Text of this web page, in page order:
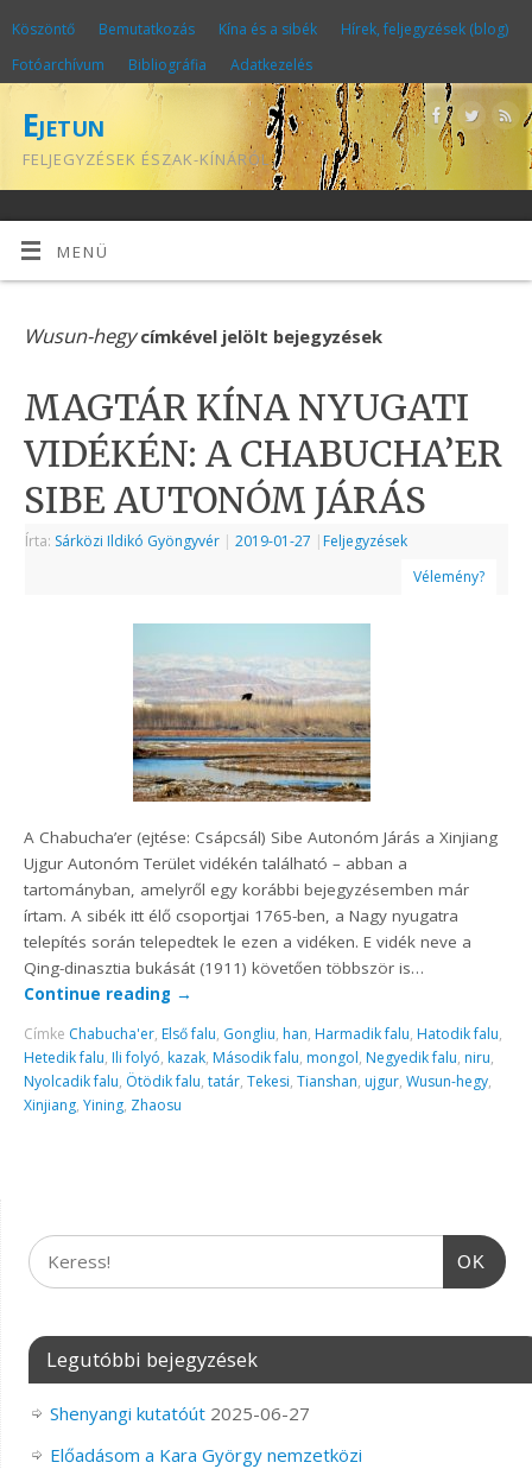
Köszöntő Bemutatkozás Kína és a sibék
Hírek, feljegyzések (blog)
Fotóarchívum
Bibliográfia Adatkezelés
Ejetun
FELJEGYZÉSEK ÉSZAK-KÍNÁRÓL
MENÜ
Wusun-hegycímkével jelölt bejegyzések
MAGTÁR KÍNA NYUGATI
VIDÉKÉN: A CHABUCHA’ER
SIBE AUTONÓM JÁRÁS
Írta: Sárközi Ildikó Gyöngyvér | 2019-01-27 | Feljegyzések
Vélemény?
A Chabucha’er (ejtése: Csápcsál) Sibe Autonóm Járás a Xinjiang
Ujgur Autonóm Terület vidékén található – abban a
tartományban, amelyről egy korábbi bejegyzésemben már
írtam. A sibék itt élő csoportjai 1765-ben, a Nagy nyugatra
telepítés során telepedtek le ezen a vidéken. E vidék neve a
Qing-dinasztia bukását (1911) követően többször is…
Continue reading →
Címke Chabucha'er, Első falu, Gongliu, han, Harmadik falu, Hatodik falu,
Hetedik falu, Ili folyó, kazak, Második falu, mongol, Negyedik falu, niru,
Nyolcadik falu, Ötödik falu,tatár,Tekesi,Tianshan, ujgur,Wusun-hegy,
Xinjiang,Yining, Zhaosu
OK
Legutóbbi bejegyzések
Shenyangi kutatóút 2025-06-27
Előadásom a Kara György nemzetközi